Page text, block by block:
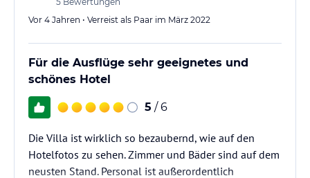
Vor 4 Jahren • Verreist als Paar im März 2022
Für die Ausflüge sehr geeignetes und
schönes Hotel
5 / 6
Die Villa ist wirklich so bezaubernd, wie auf den
Hotelfotos zu sehen. Zimmer und Bäder sind auf dem
neusten Stand. Personal ist außerordentlich